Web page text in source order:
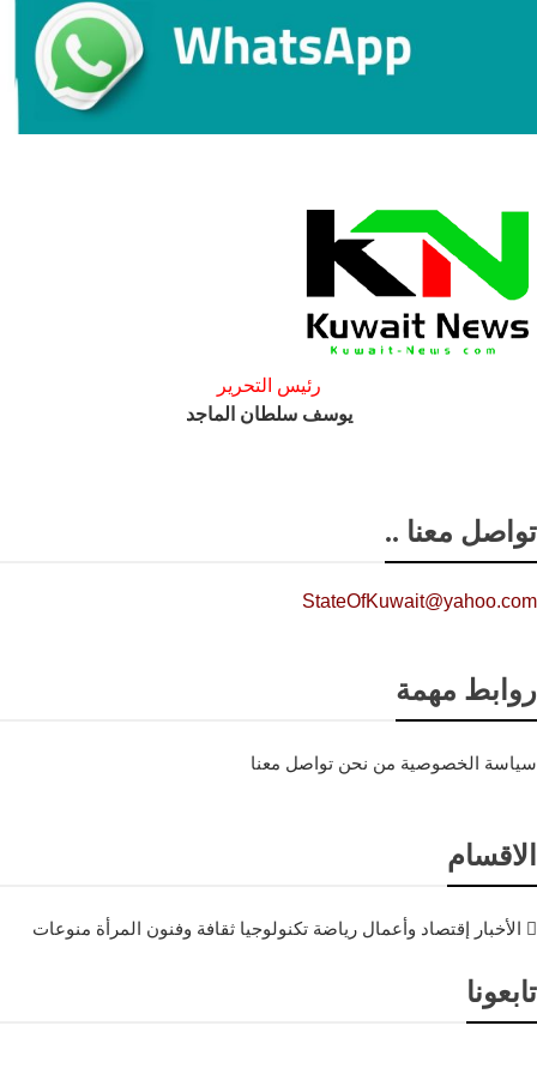
رئيس التحرير
يوسف سلطان الماجد
تواصل معنا ..
StateOfKuwait@yahoo.com
روابط مهمة
سياسة الخصوصية من نحن تواصل معنا
الاقسام
الأخبار إقتصاد وأعمال رياضة تكنولوجيا ثقافة وفنون المرأة منوعات
تابعونا